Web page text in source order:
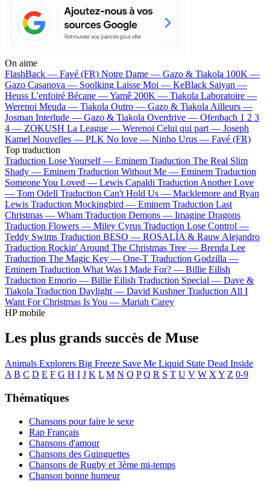
On aime
FlashBack — Favé (FR) Notre Dame — Gazo & Tiakola 100K —
Gazo Casanova — Soolking Laisse Moi — KeBlack Saiyan —
Heuss L'enfoiré Bécane —Yamê 200K — Tiakola Laboratoire —
Werenoi Meuda — Tiakola Outro — Gazo & Tiakola Ailleurs —
Josman Interlude — Gazo & Tiakola Overdrive — Ofenbach 1 2 3
4 — ZOKUSH La League — Werenoi Celui qui part — Joseph
Kamel Nouvelles — PLK No love — Ninho Urus — Favé (FR)
Top traduction
Traduction Lose Yourself — Eminem Traduction The Real Slim
Shady — Eminem Traduction Without Me — Eminem Traduction
Someone You Loved — Lewis Capaldi Traduction Another Love
— Tom Odell Traduction Can't Hold Us — Macklemore and Ryan
Lewis Traduction Mockingbird — Eminem Traduction Last
Christmas — Wham Traduction Demons — Imagine Dragons
Traduction Flowers — Miley Cyrus Traduction Lose Control —
Teddy Swims Traduction BESO — ROSALÍA & Rauw Alejandro
Traduction Rockin' Around The Christmas Tree — Brenda Lee
Traduction The Magic Key — One-T Traduction Godzilla —
Eminem Traduction What Was I Made For? — Billie Eilish
Traduction Emorio — Billie Eilish Traduction Special — Dave &
Tiakola Traduction Daylight — David Kushner Traduction All I
Want For Christmas Is You — Mariah Carey
HP mobile
Les plus grands succès de Muse
Animals Explorers Big Freeze Save Me Liquid State Dead Inside
A B C D E F G H I J K L M N O P Q R S T U V W X Y Z 0-9
Thématiques
Chansons pour faire le sexe
Rap Français
Chansons d'amour
Chansons des Guinguettes
Chansons de Rugby et 3ème mi-temps
Chanson bonne humeur